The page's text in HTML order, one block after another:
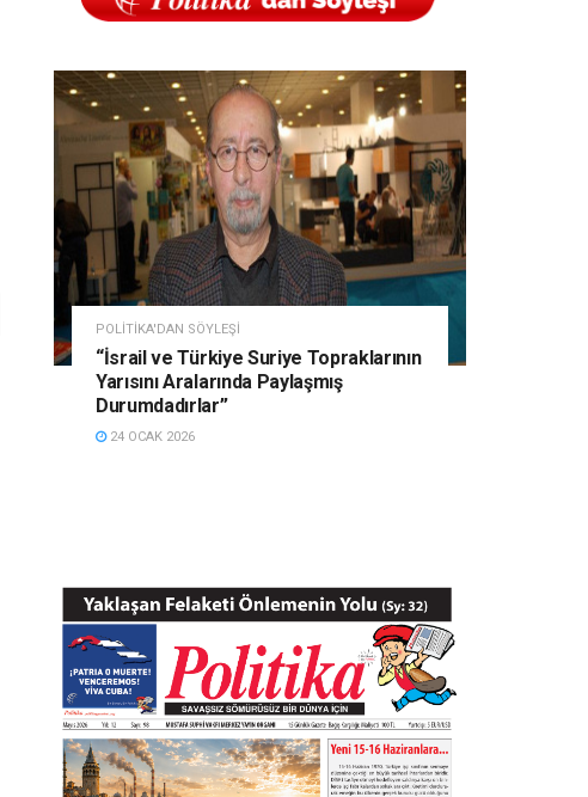
POLITIKA'DAN SÖYLEŞI
“İsrail ve Türkiye Suriye Topraklarının
Yarısını Aralarında Paylaşmış
Durumdadırlar”
24 OCAK 2026